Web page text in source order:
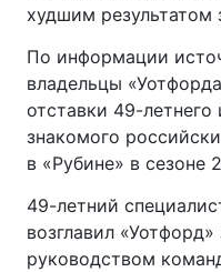
худшим результатом
По информации
владельцы
отставки 49-летнего
знакомого
в «Рубине» в сезоне
49-летний
возглавил
руководством